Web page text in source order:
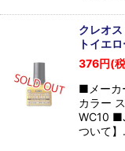
クレオ
トイエ
376円(
■メーカ
カラー
WC10
ついて